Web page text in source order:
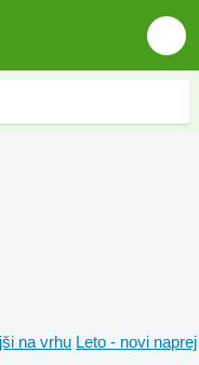
na vrhu Leto - novi naprej